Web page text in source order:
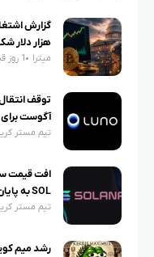
هزار دلار
میترا 1 روز قبل
توقف انتقال
آگوست برای
تیم مستر
افت قیمت
SOL به پایان نزدیک می شود؟
تیم مستر